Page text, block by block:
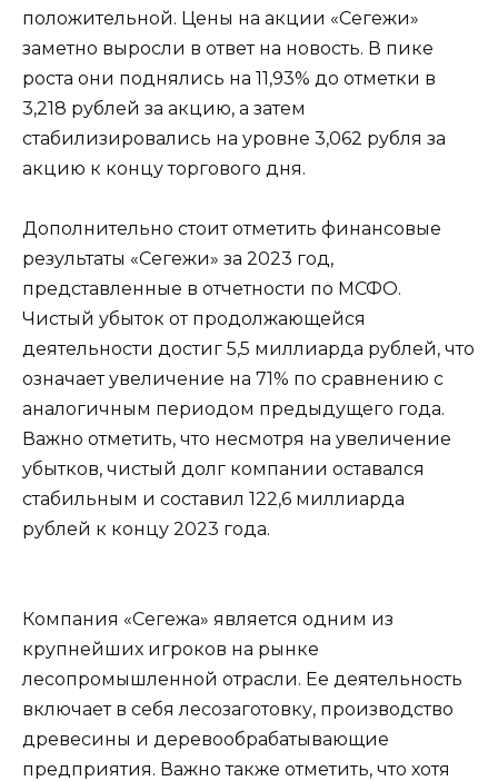
положительной. Цены на акции «Сегежи»
заметно выросли в ответ на новость. В пике
роста они поднялись на 11,93% до отметки в
3,218 рублей за акцию, а затем
стабилизировались на уровне 3,062 рубля за
акцию к концу торгового дня.
Дополнительно стоит отметить финансовые
результаты «Сегежи» за 2023 год,
представленные в отчетности по МСФО.
Чистый убыток от продолжающейся
деятельности достиг 5,5 миллиарда рублей, что
означает увеличение на 71% по сравнению с
аналогичным периодом предыдущего года.
Важно отметить, что несмотря на увеличение
убытков, чистый долг компании оставался
стабильным и составил 122,6 миллиарда
рублей к концу 2023 года.
Компания «Сегежа» является одним из
крупнейших игроков на рынке
лесопромышленной отрасли. Ее деятельность
включает в себя лесозаготовку, производство
древесины и деревообрабатывающие
предприятия. Важно также отметить, что хотя